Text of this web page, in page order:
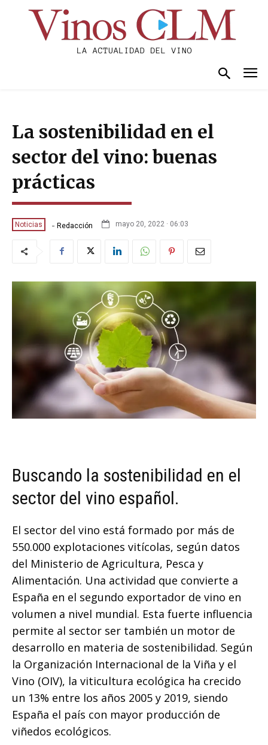
La sostenibilidad en el
sector del vino: buenas
prácticas
Noticias - Redacción mayo 20, 2022 · 06:03
Buscando la sostenibilidad en el
sector del vino español.
El sector del vino está formado por más de
550.000 explotaciones vitícolas, según datos
del Ministerio de Agricultura, Pesca y
Alimentación. Una actividad que convierte a
España en el segundo exportador de vino en
volumen a nivel mundial. Esta fuerte influencia
permite al sector ser también un motor de
desarrollo en materia de sostenibilidad. Según
la Organización Internacional de la Viña y el
Vino (OIV), la viticultura ecológica ha crecido
un 13% entre los años 2005 y 2019, siendo
España el país con mayor producción de
viñedos ecológicos.